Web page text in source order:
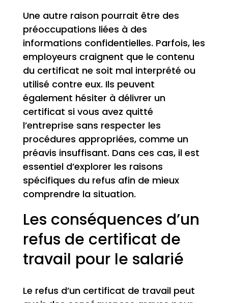
Une autre raison pourrait être des
préoccupations liées à des
informations confidentielles. Parfois, les
employeurs craignent que le contenu
du certificat ne soit mal interprété ou
utilisé contre eux. Ils peuvent
également hésiter à délivrer un
certificat si vous avez quitté
l’entreprise sans respecter les
procédures appropriées, comme un
préavis insuffisant. Dans ces cas, il est
essentiel d’explorer les raisons
spécifiques du refus afin de mieux
comprendre la situation.
Les conséquences d’un
refus de certificat de
travail pour le salarié
Le refus d’un certificat de travail peut